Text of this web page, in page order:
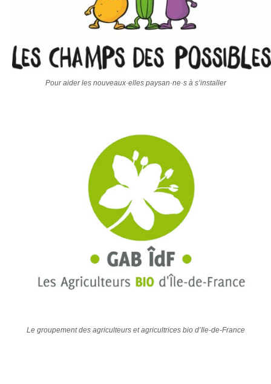
Pour aider les nouveaux·elles paysan·ne·s à s’installer
Le groupement des agriculteurs et agricultrices bio d’Ile-de-France